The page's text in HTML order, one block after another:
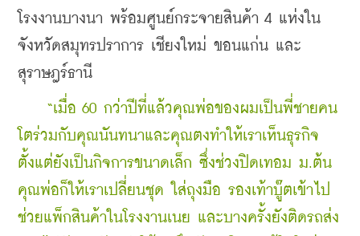
โรงงานบางนา พร้อมศูนย์กระจายสินค้า 4 แห่งใน
จังหวัดสมุทรปราการ เชียงใหม่ ขอนแก่น และ
สุราษฎร์ธานี
“เมื่อ 60 กว่าปีที่แล้วคุณพ่อของผมเป็นพี่ชายคน
โตร่วมกับคุณนันทนาและคุณตงทำให้เราเห็นธุรกิจ
ตั้งแต่ยังเป็นกิจการขนาดเล็ก ซึ่งช่วงปิดเทอม ม.ต้น
คุณพ่อก็ให้เราเปลี่ยนชุด ใส่ถุงมือ รองเท้าบู๊ตเข้าไป
ช่วยแพ็กสินค้าในโรงงานเนย และบางครั้งยังติดรถส่ง